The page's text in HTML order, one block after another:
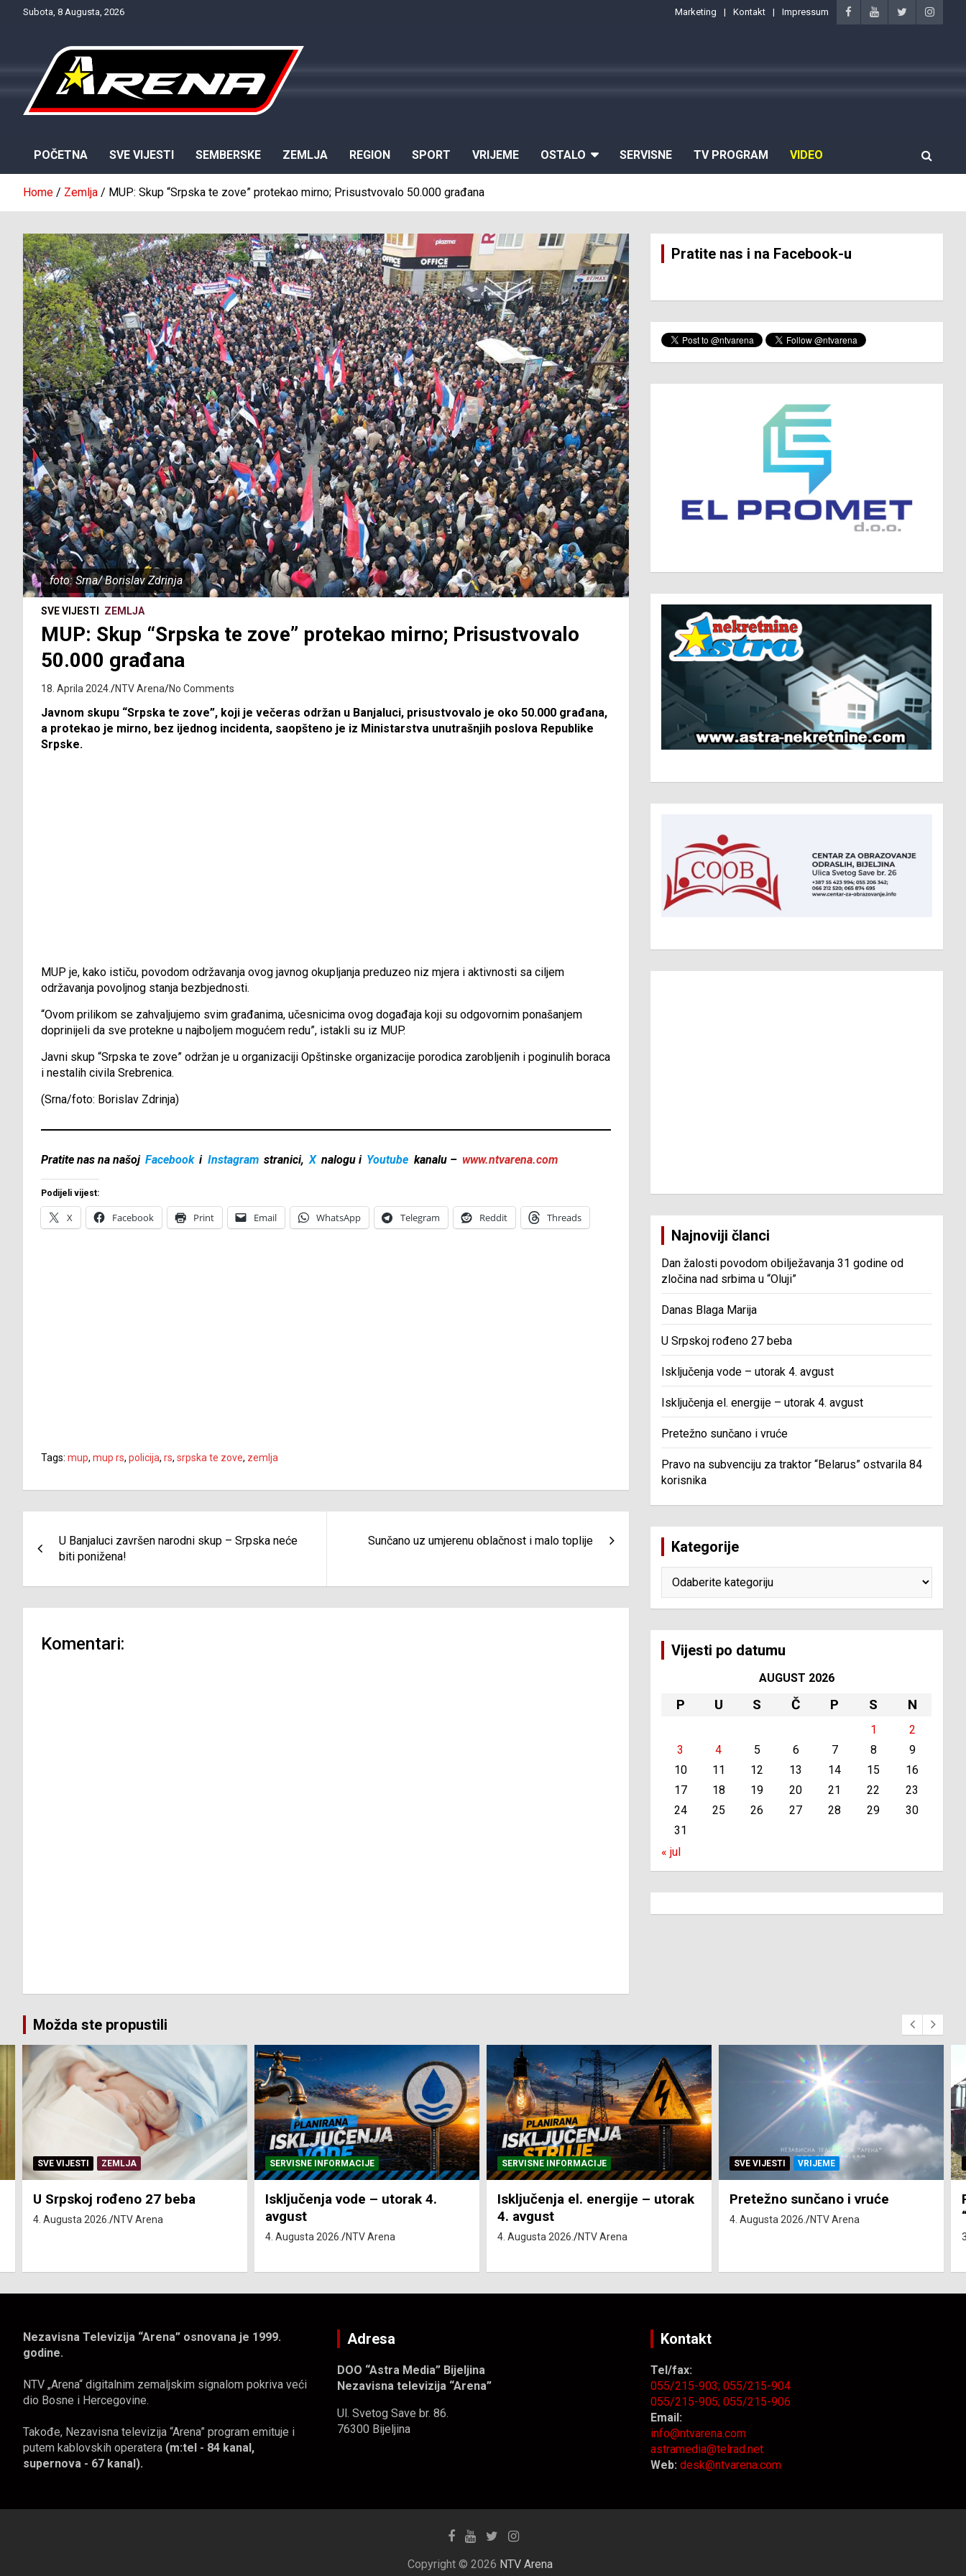
Subota, 8 Augusta, 2026 Marketing Kontakt Impressum
POČETNA SVE VIJESTI SEMBERSKE ZEMLJA REGION SPORT VRIJEME OSTALO SERVISNE TV PROGRAM VIDEO
Home Zemlja MUP: Skup “Srpska te zove” protekao mirno; Prisustvovalo 50.000 građana
foto: Srna/ Borislav Zdrinja
SVE VIJESTI ZEMLJA
MUP: Skup “Srpska te zove” protekao mirno; Prisustvovalo
50.000 građana
18. Aprila 2024. NTV Arena No Comments
Javnom skupu “Srpska te zove”, koji je večeras održan u Banjaluci, prisustvovalo je oko 50.000 građana,
a protekao je mirno, bez ijednog incidenta, saopšteno je iz Ministarstva unutrašnjih poslova Republike
Srpske.
MUP je, kako ističu, povodom održavanja ovog javnog okupljanja preduzeo niz mjera i aktivnosti sa ciljem
održavanja povoljnog stanja bezbjednosti.
“Ovom prilikom se zahvaljujemo svim građanima, učesnicima ovog događaja koji su odgovornim ponašanjem
doprinijeli da sve protekne u najboljem mogućem redu”, istakli su iz MUP.
Javni skup “Srpska te zove” održan je u organizaciji Opštinske organizacije porodica zarobljenih i poginulih boraca
i nestalih civila Srebrenica.
(Srna/foto: Borislav Zdrinja)
Pratite nas na našoj Facebook i Instagram stranici, X nalogu i Youtube kanalu – www.ntvarena.com
Podijeli vijest:
X Facebook Print Email WhatsApp Telegram Reddit Threads
Tags: mup, mup rs, policija, rs, srpska te zove, zemlja
članaka
U Banjaluci završen narodni skup – Srpska neće
biti ponižena!
Sunčano uz umjerenu oblačnost i malo toplije
Komentari:
Pratite nas i na Facebook-u
Najnoviji članci
Dan žalosti povodom obilježavanja 31 godine od
zločina nad srbima u “Oluji”
Danas Blaga Marija
U Srpskoj rođeno 27 beba
Isključenja vode – utorak 4. avgust
Isključenja el. energije – utorak 4. avgust
Pretežno sunčano i vruće
Pravo na subvenciju za traktor “Belarus” ostvarila 84
korisnika
Kategorije
Vijesti po datumu
AUGUST 2026
P U S Č P S N
1
2
3
4 5 6 7 8
9
10
11 12 13 14 15
16
17
18 19 20 21 22
23
24
25 26 27 28 29
30
31
« jul
Možda ste propustili
SVE VIJESTI ZEMLJA
U Srpskoj rođeno 27 beba
4. Augusta 2026. NTV Arena
SERVISNE INFORMACIJE
Isključenja vode – utorak 4.
avgust
4. Augusta 2026. NTV Arena
SERVISNE INFORMACIJE
Isključenja el. energije – utorak
4. avgust
4. Augusta 2026. NTV Arena
SVE VIJESTI VRIJEME
Pretežno sunčano i vruće
4. Augusta 2026. NTV Arena
Nezavisna Televizija “Arena” osnovana je 1999.
godine.
NTV „Arena“ digitalnim zemaljskim signalom pokriva veći
dio Bosne i Hercegovine.
Takođe, Nezavisna televizija “Arena” program emituje i
putem kablovskih operatera (m:tel - 84 kanal,
supernova - 67 kanal).
Adresa
DOO “Astra Media” Bijeljina
Nezavisna televizija “Arena”
Ul. Svetog Save br. 86.
76300 Bijeljina
Kontakt
Tel/fax:
055/215-903;055/215-904
055/215-905;055/215-906
Email:
info@ntvarena.com
astramedia@telrad.net
Web: desk@ntvarena.com
Copyright © 2026 NTV Arena